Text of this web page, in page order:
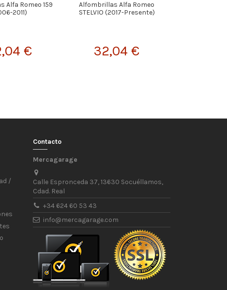
Alfa Romeo 159
2011)
€
Alfombrillas Alfa Romeo
STELVIO (2017-Presente)
32,04 €
/
Contacto
Mercagarage
Calle Espronceda 37, 13630 Socuéllamos,
Cdad. Real
+34 624 60 53 43
info@mercagarage.com